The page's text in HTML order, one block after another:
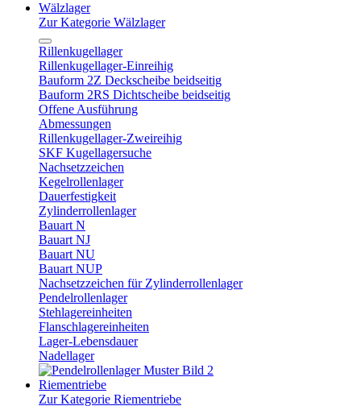
Wälzlager
Zur Kategorie Wälzlager
Rillenkugellager
Rillenkugellager-Einreihig
Bauform 2Z Deckscheibe beidseitig
Bauform 2RS Dichtscheibe beidseitig
Offene Ausführung
Abmessungen
Rillenkugellager-Zweireihig
SKF Kugellagersuche
Nachsetzzeichen
Kegelrollenlager
Dauerfestigkeit
Zylinderrollenlager
Bauart N
Bauart NJ
Bauart NU
Bauart NUP
Nachsetzzeichen für Zylinderrollenlager
Pendelrollenlager
Stehlagereinheiten
Flanschlagereinheiten
Lager-Lebensdauer
Nadellager
Riementriebe
Zur Kategorie Riementriebe